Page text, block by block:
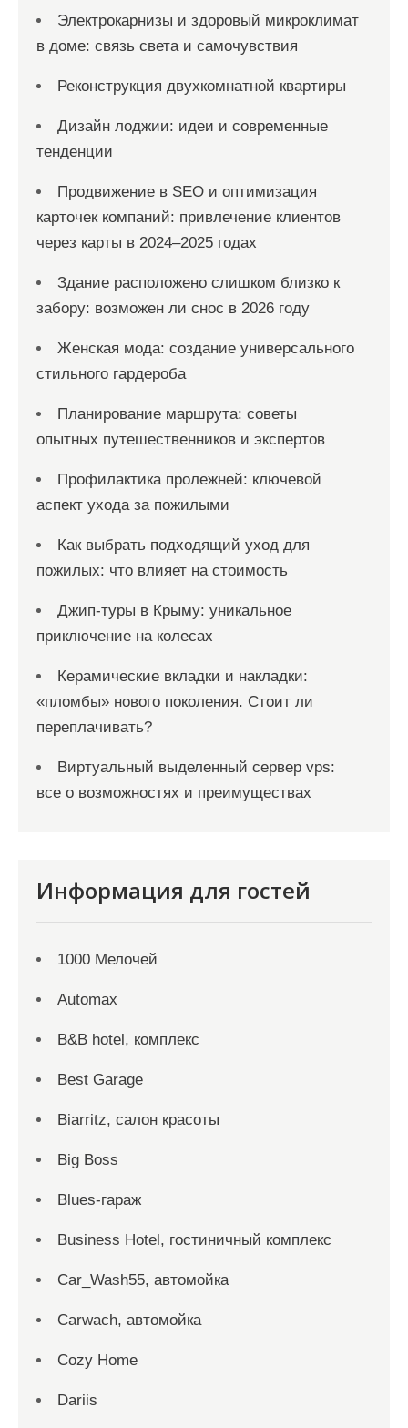
м
Электрокарнизы и здоровый микроклимат
в доме: связь света и самочувствия
Реконструкция двухкомнатной квартиры
Дизайн лоджии: идеи и современные
тенденции
Продвижение в SEO и оптимизация
карточек компаний: привлечение клиентов
через карты в 2024–2025 годах
Здание расположено слишком близко к
забору: возможен ли снос в 2026 году
Женская мода: создание универсального
стильного гардероба
Планирование маршрута: советы
опытных путешественников и экспертов
Профилактика пролежней: ключевой
аспект ухода за пожилыми
Как выбрать подходящий уход для
пожилых: что влияет на стоимость
Джип-туры в Крыму: уникальное
приключение на колесах
Керамические вкладки и накладки:
«пломбы» нового поколения. Стоит ли
переплачивать?
Виртуальный выделенный сервер vps:
все о возможностях и преимуществах
Информация для гостей
1000 Мелочей
Automax
B&B hotel, комплекс
Best Garage
Biarritz, салон красоты
Big Boss
Blues-гараж
Business Hotel, гостиничный комплекс
Car_Wash55, автомойка
Carwach, автомойка
Cozy Home
Dariis